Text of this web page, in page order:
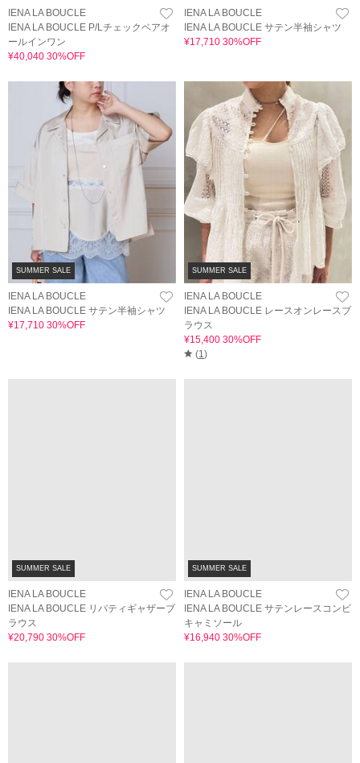
IENA LA BOUCLE
IENA LA BOUCLE P/Lチェックベアオ
ールインワン
¥40,040 30%OFF
IENA LA BOUCLE
IENA LA BOUCLE サテン半袖シャツ
¥17,710 30%OFF
SUMMER SALE
IENA LA BOUCLE
IENA LA BOUCLE サテン半袖シャツ
¥17,710 30%OFF
SUMMER SALE
IENA LA BOUCLE
IENA LA BOUCLE レースオンレースブ
ラウス
¥15,400 30%OFF
(1)
SUMMER SALE
IENA LA BOUCLE
IENA LA BOUCLE リバティギャザーブ
ラウス
¥20,790 30%OFF
SUMMER SALE
IENA LA BOUCLE
IENA LA BOUCLE サテンレースコンビ
キャミソール
¥16,940 30%OFF